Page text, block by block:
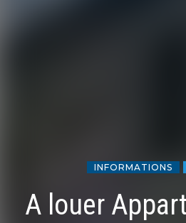
INFORMATIONS
A louer